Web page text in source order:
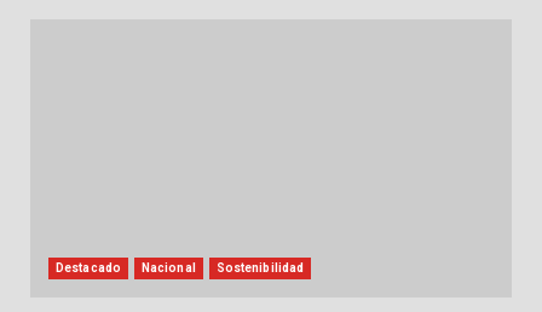
Destacado Nacional Sostenibilidad